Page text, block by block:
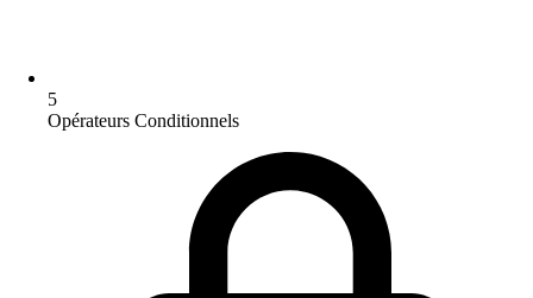
5
Opérateurs Conditionnels